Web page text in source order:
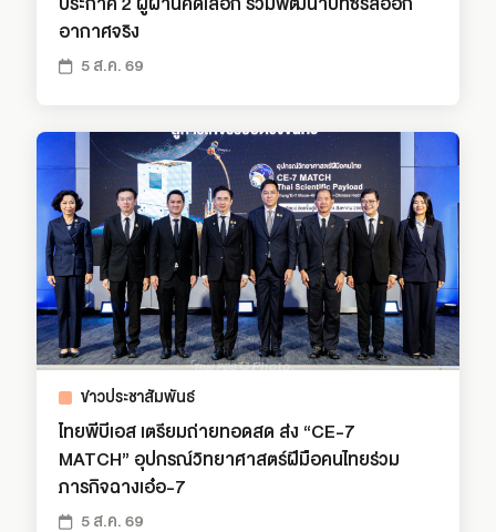
ประกาศ 2 ผู้ผ่านคัดเลือก ร่วมพัฒนาบทซีรีส์ออก
อากาศจริง
5 ส.ค. 69
ข่าวประชาสัมพันธ์
ไทยพีบีเอส เตรียมถ่ายทอดสด ส่ง “CE-7
MATCH” อุปกรณ์วิทยาศาสตร์ฝีมือคนไทยร่วม
ภารกิจฉางเอ๋อ-7
5 ส.ค. 69